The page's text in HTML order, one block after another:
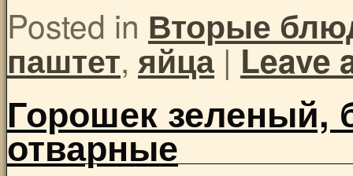
Posted in Вторые
паштет, яйца| Leave
Горошек
отварные